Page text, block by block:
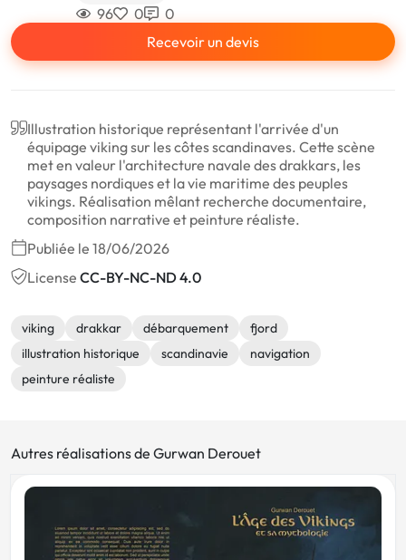
96 0
0
Recevoir un devis
Illustration historique représentant l'arrivée d'un
équipage viking sur les côtes scandinaves. Cette scène
met en valeur l'architecture navale des drakkars, les
paysages nordiques et la vie maritime des peuples
vikings. Réalisation mêlant recherche documentaire,
composition narrative et peinture réaliste.
Publiée le 18/06/2026
License CC-BY-NC-ND 4.0
viking drakkar débarquement
fjord
illustration historique
scandinavie
navigation
peinture réaliste
Autres réalisations de Gurwan Derouet